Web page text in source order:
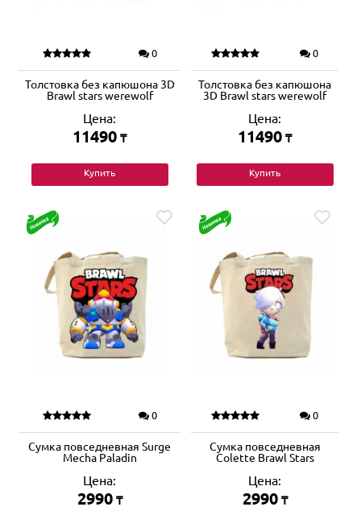
0
Толстовка без капюшона 3D
Brawl stars werewolf
Цена:
11490 ₸
Купить
0
Толстовка без капюшона
3D Brawl stars werewolf
Цена:
11490 ₸
Купить
0
Сумка повседневная Surge
Mecha Paladin
Цена:
2990 ₸
0
Сумка повседневная
Colette Brawl Stars
Цена:
2990 ₸